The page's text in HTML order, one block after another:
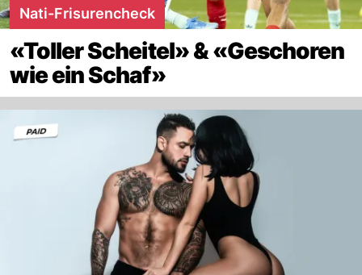
Nati-Frisurencheck
«Toller Scheitel» & «Geschoren
wie ein Schaf»